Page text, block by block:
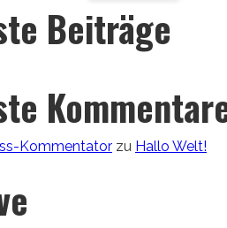
Beiträge
Kommentator zu Hallo Welt!